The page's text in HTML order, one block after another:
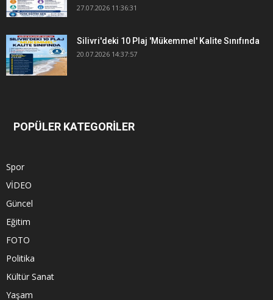
27.07.2026 11:36:31
Silivri'deki 10 Plaj 'Mükemmel' Kalite Sınıfında
20.07.2026 14:37:57
POPÜLER KATEGORİLER
Spor
VİDEO
Güncel
Eğitim
FOTO
Politika
Kültür Sanat
Yaşam